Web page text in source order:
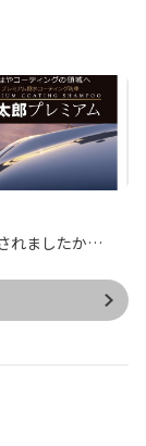
れましたか…